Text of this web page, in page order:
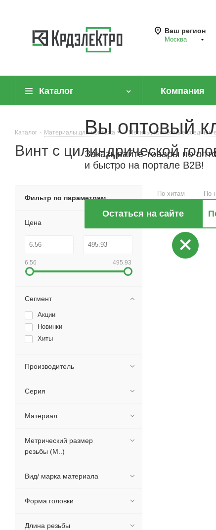
Ваш регион
Москва
Каталог Компания
Каталог - Материалы для монтажа - Метизы, крепёжные
Винт с цилиндрической
По хитам По
Фильтр по параметрам
Цена
6.56 495.93
Сегмент
Акции
Новинки
Хиты
Производитель
Серия
Материал
Метрический размер
резьбы (М..)
Вид/ марка материала
Форма головки
Длина резьбы
Вы оптовый
Заказывайте товары по
и быстро на портале B2B!
Остаться на сайте